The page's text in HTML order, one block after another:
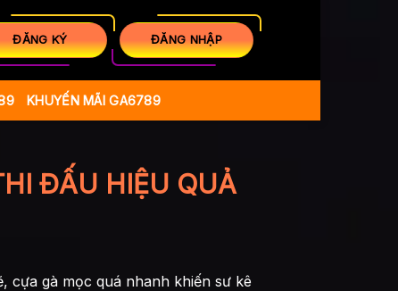
ĐĂNG KÝ ĐĂNG NHẬP
KHUYẾN MÃI GA6789
ĐẤU HIỆU QUẢ
cựa gà mọc quá nhanh khiến sư kê